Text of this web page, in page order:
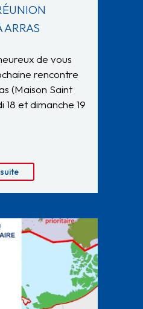
ARRAS
de vous
rencontre
(Maison Saint
18 et dimanche 19